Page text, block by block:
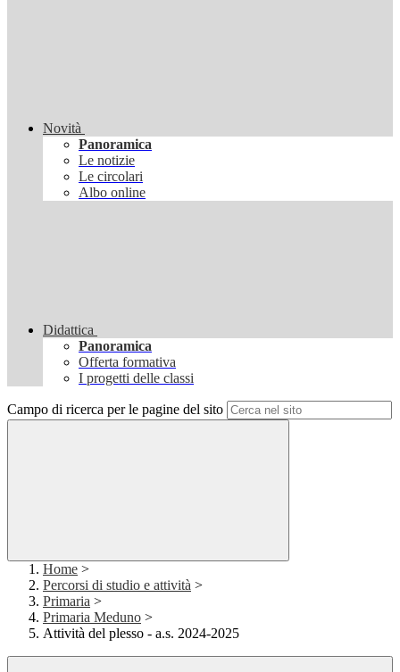
Novità
Panoramica
Le notizie
Le circolari
Albo online
Didattica
Panoramica
Offerta formativa
I progetti delle classi
Campo di ricerca per le pagine del sito
Home >
Percorsi di studio e attività >
Primaria >
Primaria Meduno >
Attività del plesso - a.s. 2024-2025